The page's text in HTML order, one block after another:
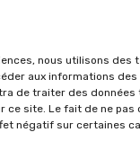
nous utilisons des
aux informations
de traiter des
ce site. Le fait de ne
négatif sur certaines